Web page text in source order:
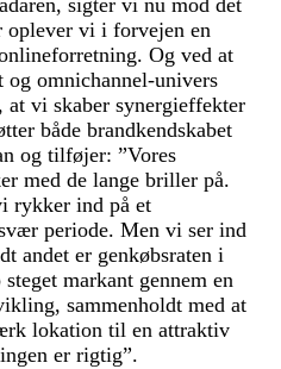
sigter vi nu mod det
oplever vi i forvejen en
Og ved at
omnichannel-univers
vi skaber synergieffekter
både brandkendskabet
og tilføjer: ”Vores
med de lange briller på.
rykker ind på et
periode. Men vi ser ind
andet er genkøbsraten i
markant gennem en
sammenholdt med at
lokation til en attraktiv
er rigtig”.